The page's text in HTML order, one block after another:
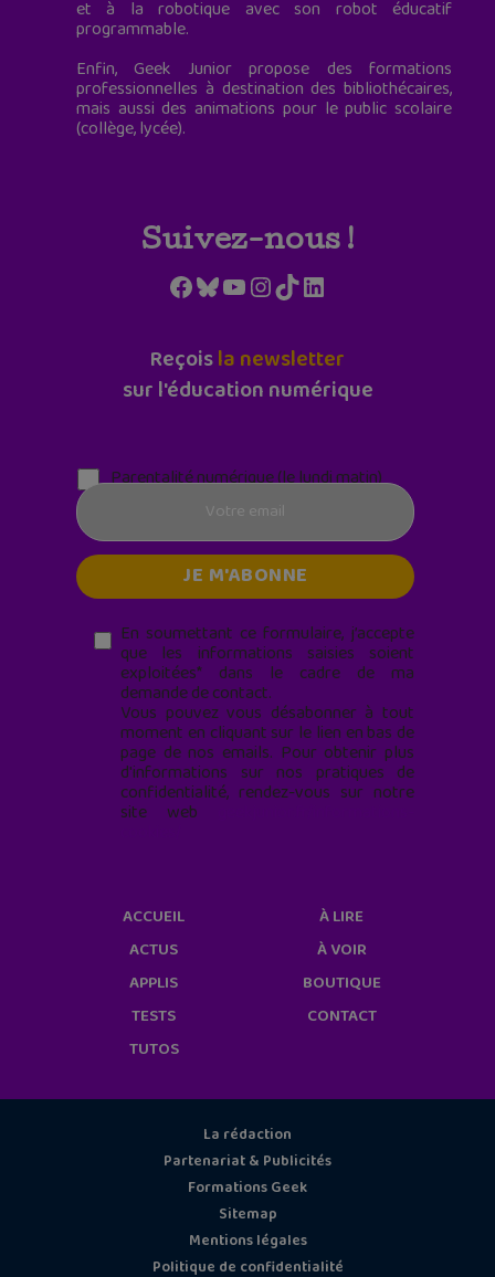
et à la robotique avec son robot éducatif
programmable.
Enfin, Geek Junior propose des formations
professionnelles à destination des bibliothécaires,
mais aussi des animations pour le public scolaire
(collège, lycée).
Suivez-nous !
Facebook
Bluesky
YouTube
Instagram
TikTokLinkedIn
Reçoisla newsletter
sur l'éducation numérique
Parentalité numérique (le lundi matin)
En soumettant ce formulaire, j’accepte
que les informations saisies soient
exploitées* dans le cadre de ma
demande de contact.
Vous pouvez vous désabonner à tout
moment en cliquant sur le lien en bas de
page de nos emails. Pour obtenir plus
d'informations sur nos pratiques de
confidentialité, rendez-vous sur notre
site web
ACCUEIL
ACTUS
APPLIS
TESTS
TUTOS
À LIRE
À VOIR
BOUTIQUE
CONTACT
La rédaction
Partenariat & Publicités
Formations Geek
Sitemap
Mentions légales
Politique de confidentialité